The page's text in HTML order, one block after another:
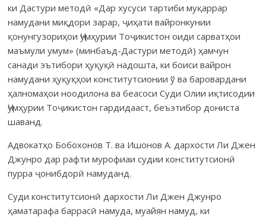
ки Дастури методӣ «Дар хусуси тартиби муқаррар
намудани миқдори зарар, ҷиҳати вайронкунии
қонунгузориҳои Ҷумҳурии Тоҷикистон оиди сарватҳои
маъмули умум» (минбаъд-Дастури методӣ) ҳамчун
санади эътибори ҳуқуқӣ надошта, ки боиси вайрон
намудани ҳуқуқҳои конститутсионии ў ва баровардани
ҳалномаҳои ноодилона ва беасоси Суди Олии иқтисодии
Ҷумҳурии Тоҷикистон гардидааст, беъэтибор дониста
шаванд.
Адвокатҳо Бобохонов Т. ва Ишонов А. дархости Ли Джен
Джунро дар рафти мурофиаи судии конститутсионӣ
пурра ҷонибдорӣ намуданд.
Суди конститутсионӣ дархости Ли Джен Джунро
ҳаматарафа баррасӣ намуда, муайян намуд, ки